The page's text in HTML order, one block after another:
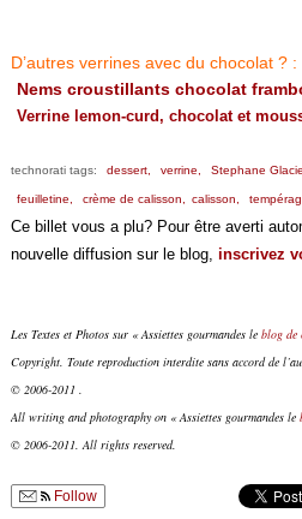
D’autres verrines avec du chocolat ? :
Nems croustillants chocolat
Verrine lemon-curd, chocolat et
technorati tags: dessert, verrine, Stephane
feuilletine, crème de calisson, calisson,
Ce billet vous a plu? Pour être averti
nouvelle diffusion sur le blog, inscrivez
Les Textes et Photos sur « Assiettes gourmandes le blog de
Copyright. Toute reproduction interdite sans accord de
© 2006-2011 .
All writing and photography on « Assiettes gourmandes le
© 2006-2011. All rights reserved.
Follow